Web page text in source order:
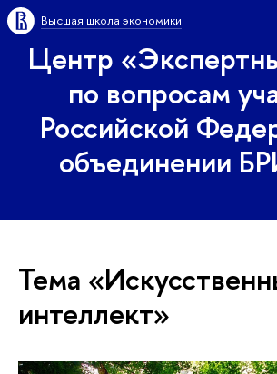
Высшая школа экономики
Центр
по вопросам
Российской
объединении
Тема
интеллект»